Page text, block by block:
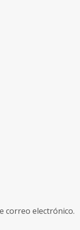
correo electrónico.